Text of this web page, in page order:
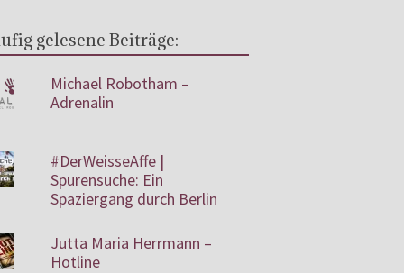
gelesene Beiträge:
Michael Robotham –
Adrenalin
#DerWeisseAffe |
Spurensuche: Ein
Spaziergang durch Berlin
Jutta Maria Herrmann –
Hotline